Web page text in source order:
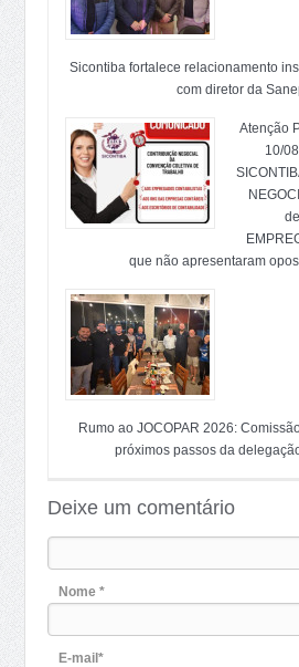
Sicontiba fortalece relacionamento
com diretor da
Atenção
10/
que não apresentaram
Rumo ao JOCOPAR 2026:
próximos passos da
Deixe um comentário
Nome *
E-mail*